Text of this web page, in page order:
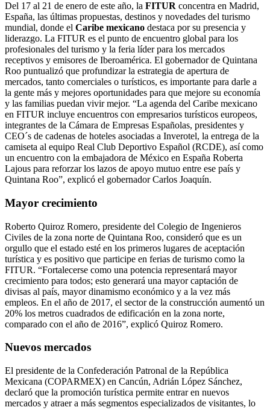
Del 17 al 21 de enero de este año, la FITUR concentra en Madrid,
España, las últimas propuestas, destinos y novedades del turismo
mundial, donde el Caribe mexicano destaca por su presencia y
liderazgo. La FITUR es el punto de encuentro global para los
profesionales del turismo y la feria líder para los mercados
receptivos y emisores de Iberoamérica. El gobernador de Quintana
Roo puntualizó que profundizar la estrategia de apertura de
mercados, tanto comerciales o turísticos, es importante para darle a
la gente más y mejores oportunidades para que mejore su economía
y las familias puedan vivir mejor. “La agenda del Caribe mexicano
en FITUR incluye encuentros con empresarios turísticos europeos,
integrantes de la Cámara de Empresas Españolas, presidentes y
CEO´s de cadenas de hoteles asociadas a Inverotel, la entrega de la
camiseta al equipo Real Club Deportivo Español (RCDE), así como
un encuentro con la embajadora de México en España Roberta
Lajous para reforzar los lazos de apoyo mutuo entre ese país y
Quintana Roo”, explicó el gobernador Carlos Joaquín.
Mayor crecimiento
Roberto Quiroz Romero, presidente del Colegio de Ingenieros
Civiles de la zona norte de Quintana Roo, consideró que es un
orgullo que el estado esté en los primeros lugares de aceptación
turística y es positivo que participe en ferias de turismo como la
FITUR. “Fortalecerse como una potencia representará mayor
crecimiento para todos; esto generará una mayor captación de
divisas al país, mayor dinamismo económico y a la vez más
empleos. En el año de 2017, el sector de la construcción aumentó un
20% los metros cuadrados de edificación en la zona norte,
comparado con el año de 2016”, explicó Quiroz Romero.
Nuevos mercados
El presidente de la Confederación Patronal de la República
Mexicana (COPARMEX) en Cancún, Adrián López Sánchez,
declaró que la promoción turística permite entrar en nuevos
mercados y atraer a más segmentos especializados de visitantes, lo